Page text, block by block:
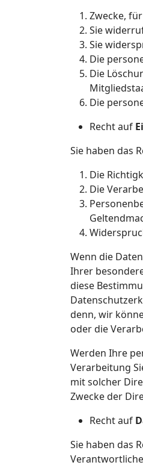
Zwecke,
Sie
Sie
Die
Die
Die
Recht auf
Sie haben das
Die
Die
Wenn die
Ihrer
diese
denn, wir
oder die
Werden Ihre
Verarbeitung
mit solcher
Zwecke der
Recht auf
Sie haben das